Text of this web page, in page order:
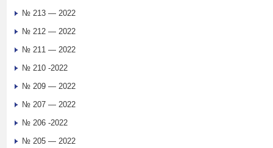
№ 213 — 2022
№ 212 — 2022
№ 211 — 2022
№ 210 -2022
№ 209 — 2022
№ 207 — 2022
№ 206 -2022
№ 205 — 2022